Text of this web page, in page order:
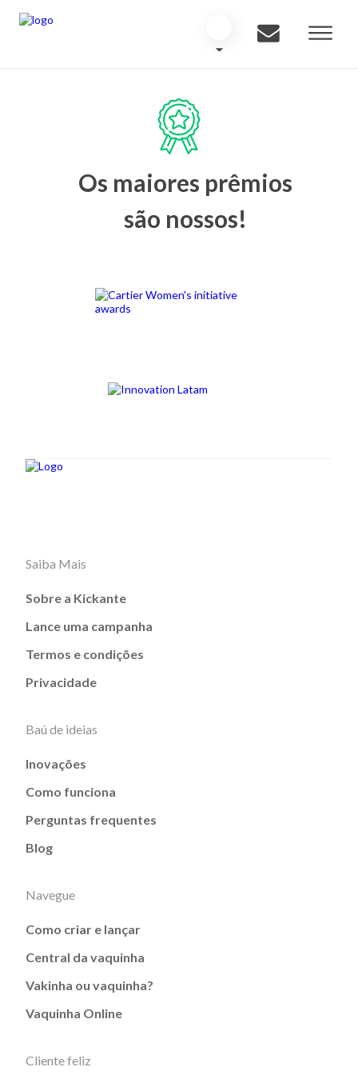
Os maiores prêmios
são nossos!
Saiba Mais
Sobre a Kickante
Lance uma campanha
Termos e condições
Privacidade
Baú de ideias
Inovações
Como funciona
Perguntas frequentes
Blog
Navegue
Como criar e lançar
Central da vaquinha
Vakinha ou vaquinha?
Vaquinha Online
Cliente feliz